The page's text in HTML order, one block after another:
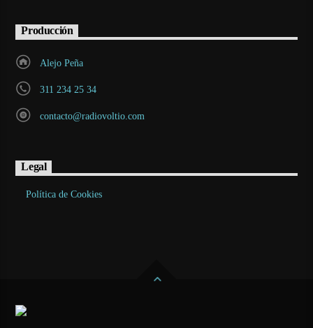
Producción
Alejo Peña
311 234 25 34
contacto@radiovoltio.com
Legal
Política de Cookies